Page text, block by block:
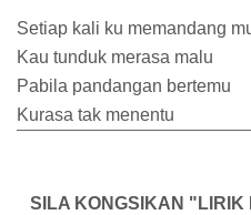
Setiap kali ku memandang
Kau tunduk merasa malu
Pabila pandangan bertemu
Kurasa tak menentu
SILA KONGSIKAN "LIRIK